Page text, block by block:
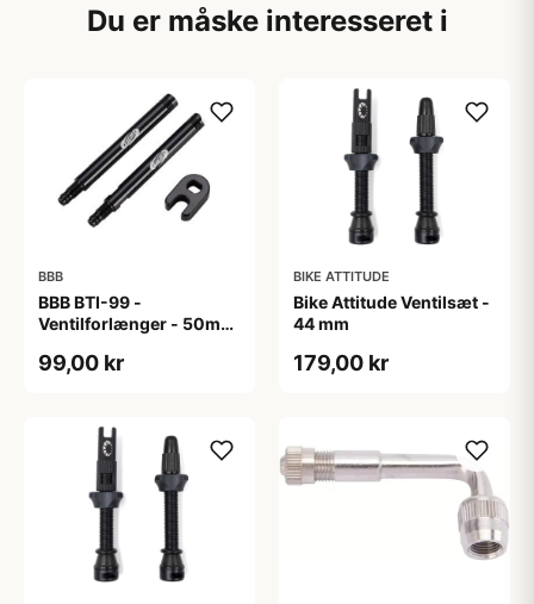
Du er måske interesseret i
BBB
BBB BTI-99 -
Ventilforlænger - 50mm
Nøgle - Sort
99,00 kr
BIKE ATTITUDE
Bike Attitude Ventilsæt -
44 mm
179,00 kr